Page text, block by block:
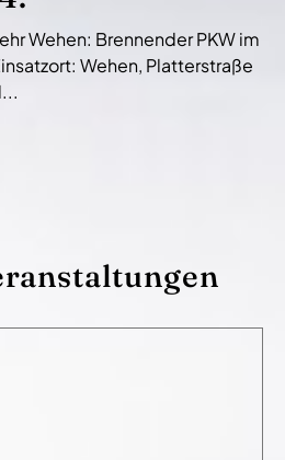
Wehen: Brennender PKW im
Wehen, Platterstraße